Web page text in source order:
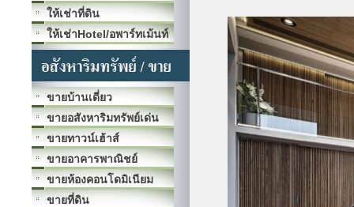
ให้เช่าที่ดิน
ให้เช่าHotel/อพาร์ทเม้นท์
ขายบ้านเดี่ยว
ขายอสังหาริมทรัพย์เด่น
ขายทาวน์เฮ้าส์
ขายอาคารพาณิชย์
ขายห้องคอนโดมิเนียม
ขายที่ดิน